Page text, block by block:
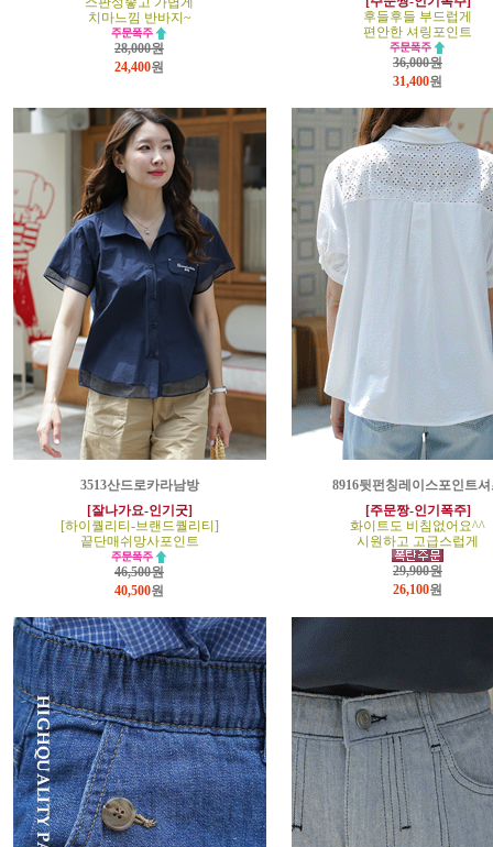
치마느낌 반바지~
28,000원
24,400원
후들후들 부드럽게
편안한 셔링포인트
36,000원
31,400원
3513산드로카라남방
[잘나가요-인기굿]
[하이퀄리티-브랜드퀄리티]
끝단매쉬망사포인트
46,500원
40,500원
8916뒷펀칭레이스포인트셔
[주문짱-인기폭주]
화이트도 비침없어요^^
시원하고 고급스럽게
29,900원
26,100원